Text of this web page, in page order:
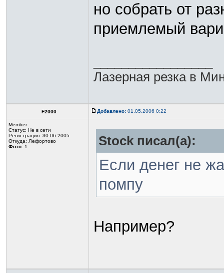
но собрать от
приемлемый
Лазерная резка в
F2000 Добавлено: 01.05.2006 0:22
Member
Статус: Не в сети
Регистрация: 30.06.2005
Откуда: Лефортово
Фото: 1 Stock писал(а):
Если денег не
помпу
Например?